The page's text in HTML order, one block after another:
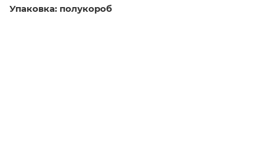
Упаковка: полукороб